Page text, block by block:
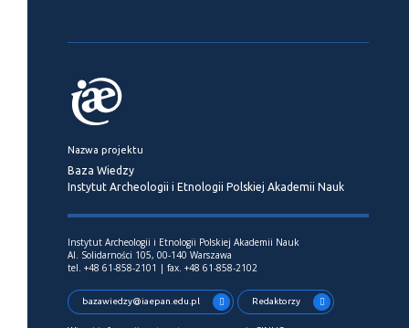
Nazwa projektu
Baza Wiedzy
Instytut Archeologii i Etnologii Polskiej Akademii Nauk
Instytut Archeologii i Etnologii Polskiej Akademii Nauk
Al. Solidarności 105, 00-140 Warszawa
tel. +48 61-858-2101 | fax. +48 61-858-2102
bazawiedzy@iaepan.edu.pl Redaktorzy